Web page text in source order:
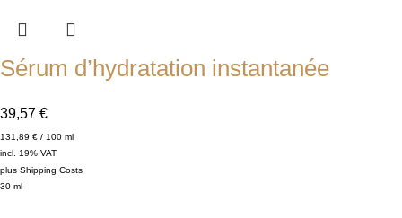
Sérum d’hydratation instantanée
39,57 €
131,89 € / 100 ml
incl. 19% VAT
plus Shipping Costs
30 ml